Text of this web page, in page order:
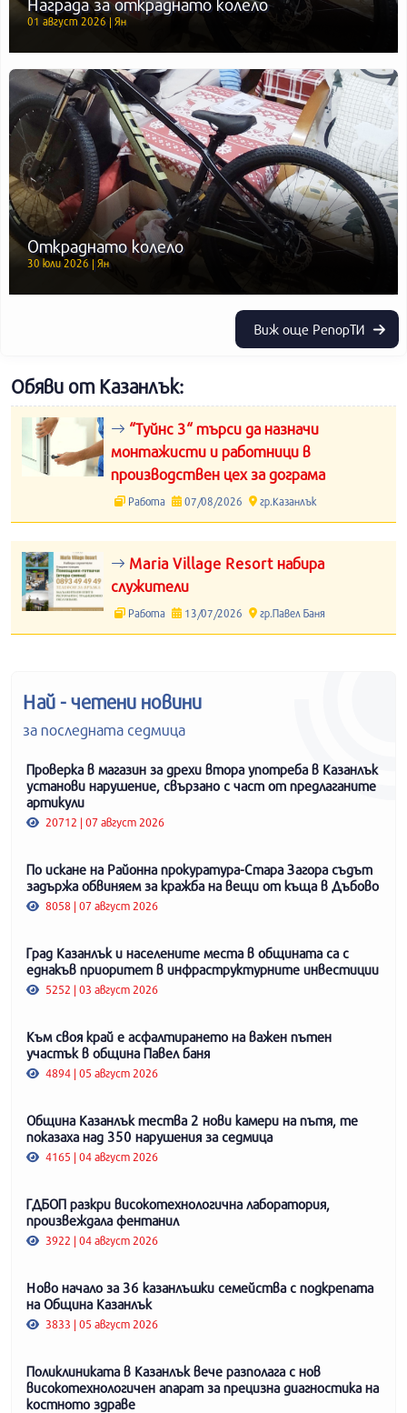
Награда за откраднато колело
01 август 2026 | Ян
Откраднато колело
30 юли 2026 | Ян
Виж още РепорТИ
Обяви от Казанлък:
“Туйнс 3“ търси да назначи
монтажисти и работници в
производствен цех за дограма
Работа 07/08/2026 гр.Казанлък
Maria Village Resort набира
служители
Работа 13/07/2026 гр.Павел Баня
Най - четени новини
за последната седмица
Проверка в магазин за дрехи втора употреба в Казанлък
установи нарушение, свързано с част от предлаганите
артикули
20712 | 07 август 2026
По искане на Районна прокуратура-Стара Загора съдът
задържа обвиняем за кражба на вещи от къща в Дъбово
8058 | 07 август 2026
Град Казанлък и населените места в общината са с
еднакъв приоритет в инфраструктурните инвестиции
5252 | 03 август 2026
Към своя край е асфалтирането на важен пътен
участък в община Павел баня
4894 | 05 август 2026
Община Казанлък тества 2 нови камери на пътя, те
показаха над 350 нарушения за седмица
4165 | 04 август 2026
ГДБОП разкри високотехнологична лаборатория,
произвеждала фентанил
3922 | 04 август 2026
Ново начало за 36 казанлъшки семейства с подкрепата
на Община Казанлък
3833 | 05 август 2026
Поликлиниката в Казанлък вече разполага с нов
високотехнологичен апарат за прецизна диагностика на
костното здраве